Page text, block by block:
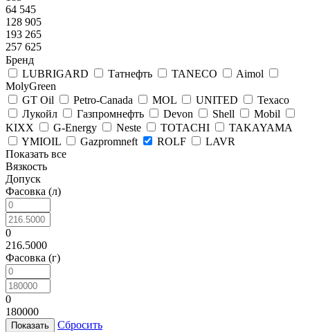
64 545
128 905
193 265
257 625
Бренд
LUBRIGARD
Татнефть TANECO
Aimol
MolyGreen
GT Oil
Petro-Canada MOL UNITED
Texaco
Лукойл
Газпромнефть Devon Shell
Mobil
KIXX
G-Energy Neste TOTACHI
TAKAYAMA
YMIOIL
Gazpromneft ROLF
LAVR
Показать все
Вязкость
Допуск
Фасовка (л)
0
216.5000
Фасовка (г)
0
180000
Сбросить